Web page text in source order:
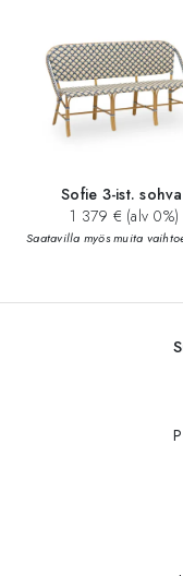
Sofie 3-ist. sohva
1 379 € (alv 0%)
Saatavilla myös muita